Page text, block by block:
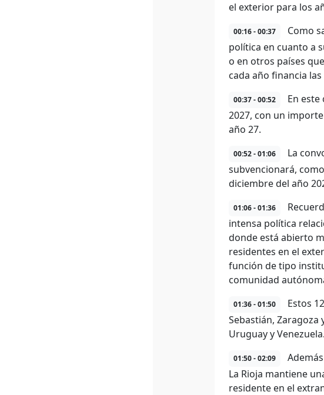
el exterior para los
00:16 - 00:37
Como
política en cuanto a
o en otros países
cada año financia
00:37 - 00:52
En
2027, con un
año 27.
00:52 - 01:06
La
subvencionará,
diciembre del año
01:06 - 01:36
intensa política
donde está abierto
residentes en el
función de tipo
comunidad
01:36 - 01:50
Estos
Sebastián,
Uruguay y Venezuela.
01:50 - 02:09
La Rioja mantiene
residente en el